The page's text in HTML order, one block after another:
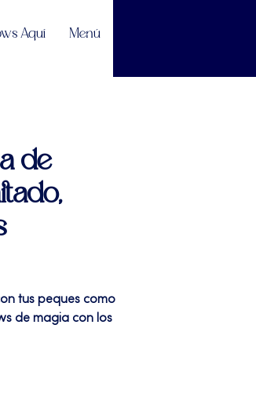
Aquí Menú
de
tus peques como
de magia con los